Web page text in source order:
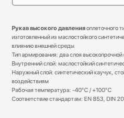
Рукав высокого давленияоплеточного
изготовленный из маслостойкого
влиянию внешней среды
Тип армирования: два слоя высокопрочной
Внутренний слой: маслостойкий
Наружный слой: синтетический каучук,
воздействиям
Рабочая температура: -40°С / +100°С
Соответствие стандартам: EN 853, DIN